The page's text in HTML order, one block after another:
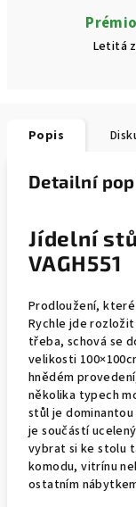
Letitá
Popis
Detailní
Jídelní
VAGH551
Prodloužení, které
Rychle jde
třeba, schová se
velikosti
hnědém
několika typech
stůl je
je součástí
vybrat si ke stolu
komodu, vitrínu
ostatním